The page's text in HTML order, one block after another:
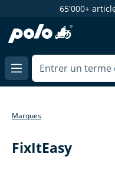
65'000+
Marques
FixItEasy